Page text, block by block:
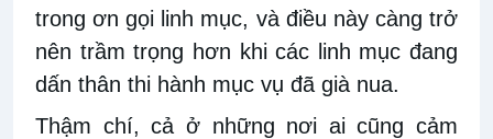
trong ơn gọi linh mục, và điều này càng trở
nên trầm trọng hơn khi các linh mục đang
dấn thân thi hành mục vụ đã già nua.
Thậm chí, cả ở những nơi ai cũng cảm